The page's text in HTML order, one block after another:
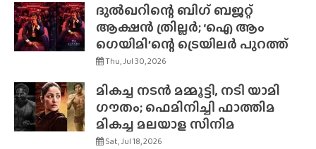
ദുൽഖറിന്റെ ബിഗ് ബജറ്റ്
ആക്ഷൻ ത്രില്ലർ; ‘ഐ ആം
ഗെയിമി’ന്റെ ട്രെയിലർ പുറത്ത്
Thu, Jul 30, 2026
മികച്ച നടൻ മമ്മൂട്ടി, നടി യാമി
ഗൗതം; ഫെമിനിച്ചി ഫാത്തിമ
മികച്ച മലയാള സിനിമ
Sat, Jul 18, 2026